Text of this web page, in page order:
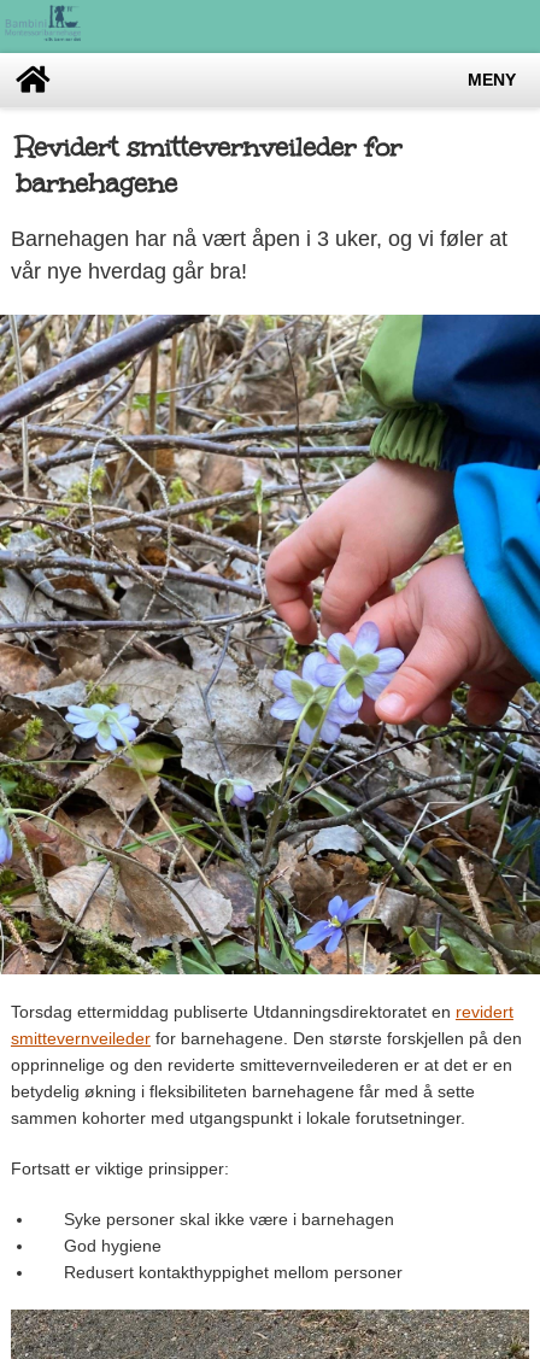
MENY
Revidert smittevernveileder for
barnehagene
Barnehagen har nå vært åpen i 3 uker, og vi føler at
vår nye hverdag går bra!
Torsdag ettermiddag publiserte Utdanningsdirektoratet en revidert
smittevernveilederfor barnehagene. Den største forskjellen på den
opprinnelige og den reviderte smittevernveilederen er at det er en
betydelig økning i fleksibiliteten barnehagene får med å sette
sammen kohorter med utgangspunkt i lokale forutsetninger.
Fortsatt er viktige prinsipper:
Syke personer skal ikke være i barnehagen
God hygiene
Redusert kontakthyppighet mellom personer